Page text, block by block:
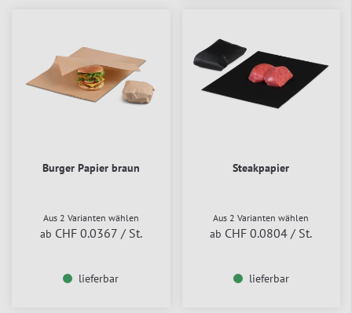
Burger Papier braun
Aus 2 Varianten wählen
ab CHF 0.0367 / St.
lieferbar
Steakpapier
Aus 2 Varianten wählen
ab CHF 0.0804 / St.
lieferbar